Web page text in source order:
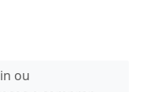
ou